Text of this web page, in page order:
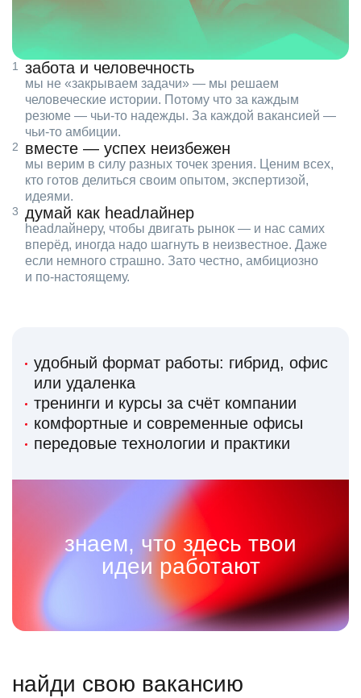
забота и человечность
мы не «закрываем задачи» — мы решаем
человеческие истории. Потому что за каждым
резюме — чьи‑то надежды. За каждой вакансией —
чьи‑то амбиции.
вместе — успех неизбежен
мы верим в силу разных точек зрения. Ценим всех,
кто готов делиться своим опытом, экспертизой,
идеями.
думай как headлайнер
headлайнеру, чтобы двигать рынок — и нас самих
вперёд, иногда надо шагнуть в неизвестное. Даже
если немного страшно. Зато честно, амбициозно
и по‑настоящему.
удобный формат работы: гибрид, офис
или удаленка
тренинги и курсы за счёт компании
комфортные и современные офисы
передовые технологии и практики
знаем, что здесь твои
идеи работают
найди свою вакансию